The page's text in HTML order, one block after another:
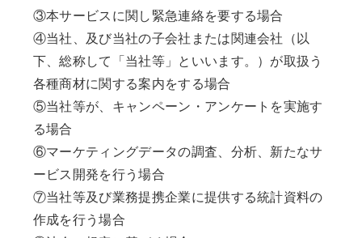
③本サービスに関し緊急連絡を要する場合
④当社、及び当社の子会社または関連会社（以
下、総称して「当社等」といいます。）が取扱う
各種商材に関する案内をする場合
⑤当社等が、キャンペーン・アンケートを実施す
る場合
⑥マーケティングデータの調査、分析、新たなサ
ービス開発を行う場合
⑦当社等及び業務提携企業に提供する統計資料の
作成を行う場合